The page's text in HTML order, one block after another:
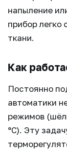
напыление
прибор легко
ткани.
Как
Постоянно
автоматики
режимов
°C). Эту